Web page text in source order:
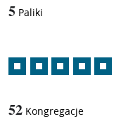
5 Paliki
52 Kongregacje